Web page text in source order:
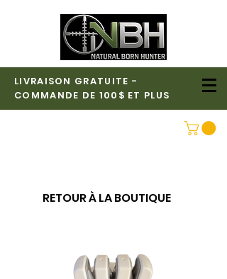
LIVRAISON GRATUITE -
COMMANDE DE 100$ ET PLUS
RETOUR À LA BOUTIQUE